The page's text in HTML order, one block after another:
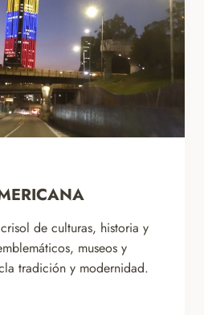
de culturas, historia y
museos y
tradición y modernidad.